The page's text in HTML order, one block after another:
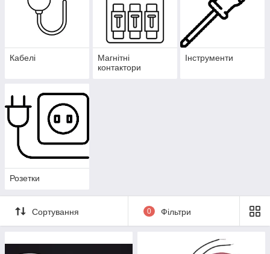
Кабелі
Магнітні
контактори
Інструменти
Розетки
Сортування 0 Фільтри